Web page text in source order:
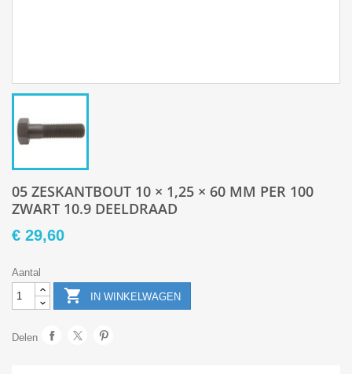
05 ZESKANTBOUT 10 × 1,25 × 60 MM PER 100
ZWART 10.9 DEELDRAAD
€ 29,60
Aantal
 IN WINKELWAGEN
Delen